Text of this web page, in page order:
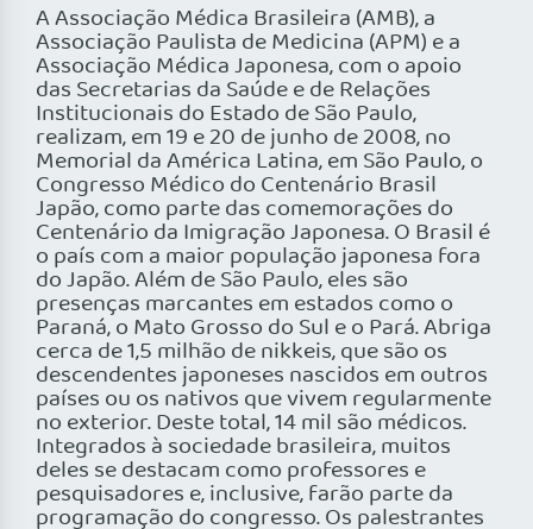
A Associação Médica Brasileira (AMB), a
Associação Paulista de Medicina (APM) e a
Associação Médica Japonesa, com o apoio
das Secretarias da Saúde e de Relações
Institucionais do Estado de São Paulo,
realizam, em 19 e 20 de junho de 2008, no
Memorial da América Latina, em São Paulo, o
Congresso Médico do Centenário Brasil
Japão, como parte das comemorações do
Centenário da Imigração Japonesa. O Brasil é
o país com a maior população japonesa fora
do Japão. Além de São Paulo, eles são
presenças marcantes em estados como o
Paraná, o Mato Grosso do Sul e o Pará. Abriga
cerca de 1,5 milhão de nikkeis, que são os
descendentes japoneses nascidos em outros
países ou os nativos que vivem regularmente
no exterior. Deste total, 14 mil são médicos.
Integrados à sociedade brasileira, muitos
deles se destacam como professores e
pesquisadores e, inclusive, farão parte da
programação do congresso. Os palestrantes